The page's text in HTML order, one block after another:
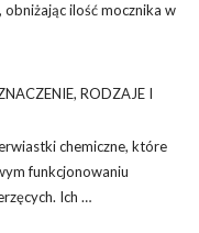
obniżając ilość mocznika w
RODZAJE I
chemiczne, które
funkcjonowaniu
Ich …